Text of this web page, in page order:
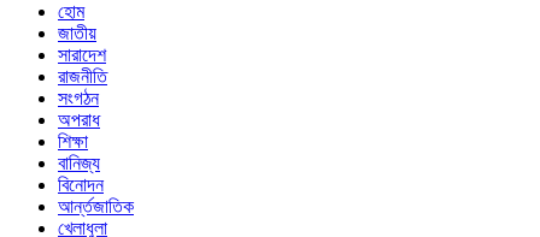
হোম
জাতীয়
সারাদেশ
রাজনীতি
সংগঠন
অপরাধ
শিক্ষা
বানিজ্য
বিনোদন
আর্ন্তজাতিক
খেলাধুলা